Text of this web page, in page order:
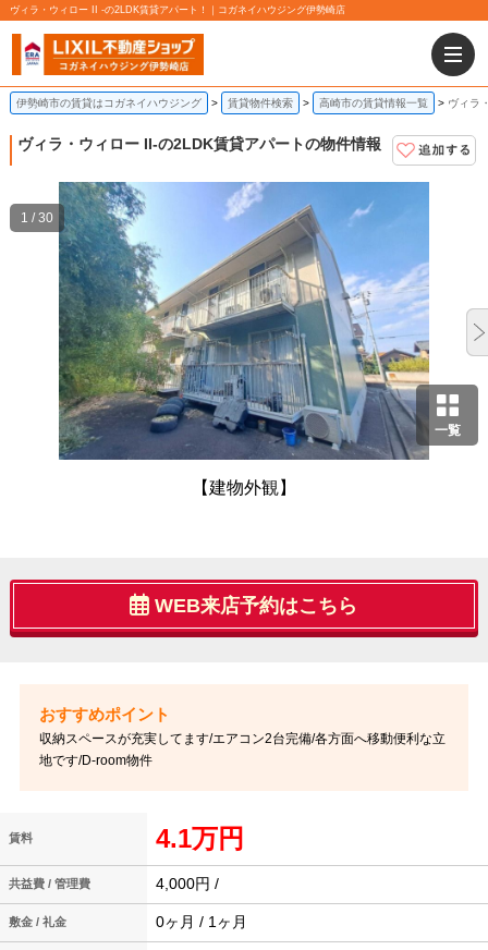
ヴィラ・ウィロー II -の2LDK賃貸アパート！｜コガネイハウジング伊勢崎店
伊勢崎市の賃貸はコガネイハウジング 賃貸物件検索 高崎市の賃貸情報一覧 ヴィラ
ヴィラ・ウィロー II-の2LDK賃貸アパートの物件情報
一覧
【建物外観】
1 / 30
WEB来店予約はこちら
収納スペースが充実してます/エアコン2台完備/各方面へ移動便利な立
地です/D-room物件
賃料 4.1万円
共益費 / 管理費 4,000円 /
敷金 / 礼金 0ヶ月 / 1ヶ月